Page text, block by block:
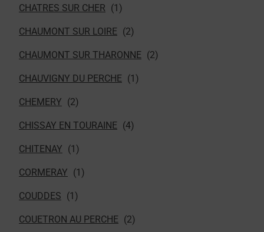
CHATRES SUR CHER
CHAUMONT SUR LOIRE
CHAUMONT SUR THARONNE
CHAUVIGNY DU PERCHE
CHEMERY
CHISSAY EN TOURAINE
CHITENAY
CORMERAY
COUDDES
COUETRON AU PERCHE